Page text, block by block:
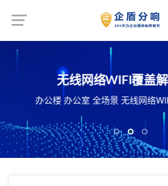
机房建设解决方案
机房 智能机房 整体机房建设施工解决方案
无线网络WIFI覆盖
办公楼 办公室 全场景 无线网络
楼宇智能化解决方案
监控 智能照明管理 安防预警 能源动力监